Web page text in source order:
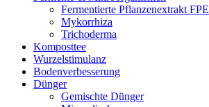
Fermentierte Pflanzenextrakt FPE
Mykorrhiza
Trichoderma
Komposttee
Wurzelstimulanz
Bodenverbesserung
Dünger
Gemischte Dünger